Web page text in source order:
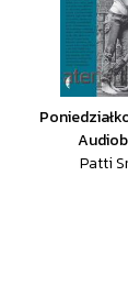
Patti